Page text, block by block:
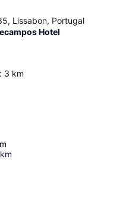
Lissabon, Portugal
Hotel
: 3 km
km